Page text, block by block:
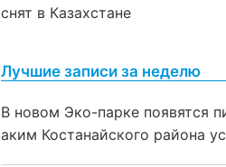
снят в Казахстане
Лучшие записи за неделю
В новом Эко-парке появятся
аким Костанайского района